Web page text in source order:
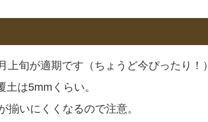
上旬が適期です（ちょうど今ぴったり！）
は5mmくらい。
揃いにくくなるので注意。